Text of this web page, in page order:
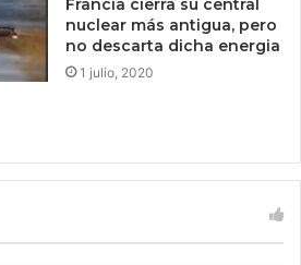
Francia cierra su central
nuclear más antigua, pero
no descarta dicha energia
1 julio, 2020